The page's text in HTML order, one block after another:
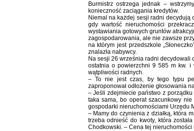
Burmistrz ostrzega jednak –
konieczność zaciągania kredytów.
Niemal na każdej sesji radni decydują
gdy wartość nieruchomości
wystawiania gotowych gruntów
zagospodarowania, ale nie zawsze
na którym jest przedszkole
znalazła nabywcy.
Na sesji 26 września radni decydowali
ostatnia o powierzchni 9 585 m kw. i
wątpliwości radnych.
– To nie jest czas, by tego typu
zaproponował odłożenie głosowania
– Jeśli zdejmiecie państwo z
taka sama, bo operat szacunkowy
gospodarki nieruchomościami Urzędu
– Mamy do czynienia z działką, która
trzeba odnieść do kwoty, która
Chodkowski. – Cena tej